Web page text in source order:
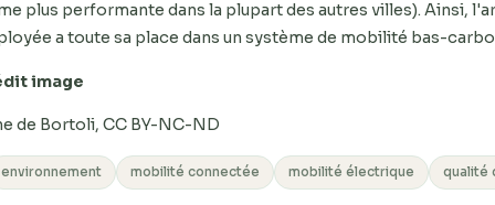
plus performante dans la plupart des autres villes). Ainsi,
a toute sa place dans un système de mobilité bas-
image
de Bortoli, CC BY-NC-ND
environnement mobilité connectée mobilité électrique qualité